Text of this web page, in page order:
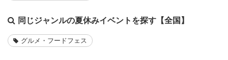
同じジャンルの夏休みイベントを探す【全国】
グルメ・フードフェス